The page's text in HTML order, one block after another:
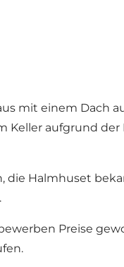
mit einem Dach
aufgrund
Halmhuset
Preise